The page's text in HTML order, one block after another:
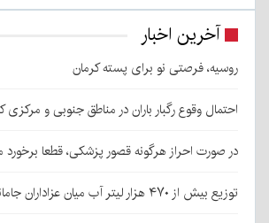
آخرین اخبار
روسیه، فرصتی نو برای پسته کرمان
احتمال وقوع رگبار باران در مناطق جنوبی و مرکزی
در صورت احراز هرگونه قصور پزشکی، قطعا
توزیع بیش از ۴۷۰ هزار لیتر آب میان عزاداران جامانده اربعین در کرمان